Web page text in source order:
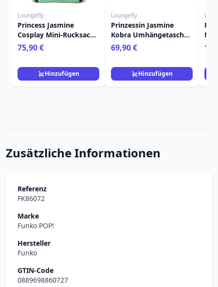
Loungefly
Princess Jasmine
Cosplay Mini-Rucksack
mit Lampen-Charm -
Disney Loungefly
75,90 €
Hinzufügen
Loungefly
Prinzessin Jasmine
Kobra Umhängetasche -
Disney Loungefly
Aladdin
69,90 €
Hinzufügen
Zusätzliche Informationen
Referenz
FK86072
Marke
Funko POP!
Hersteller
Funko
GTIN-Code
0889698860727